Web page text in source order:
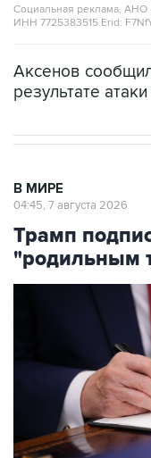
Социальная реклама, АНО
ИНН 7725383515 Erid:
Аксенов
результате
В МИРЕ
04:45, 7 августа 2026
Трамп
"родильным